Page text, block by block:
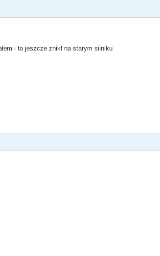
i to jeszcze znikł na starym silniku